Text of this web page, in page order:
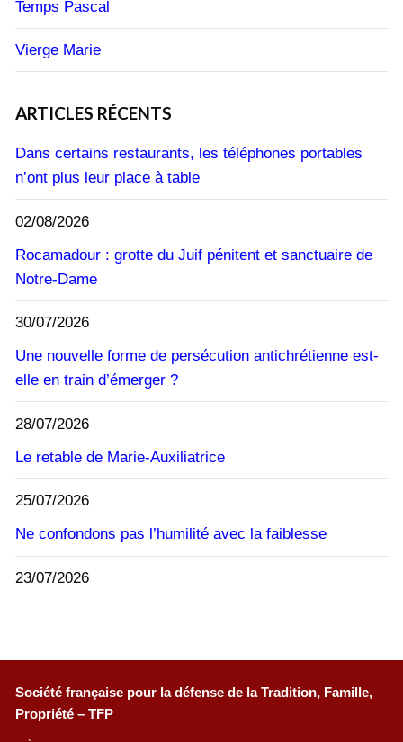
Temps Pascal
Vierge Marie
ARTICLES RÉCENTS
Dans certains restaurants, les téléphones portables
n’ont plus leur place à table
02/08/2026
Rocamadour : grotte du Juif pénitent et sanctuaire de
Notre-Dame
30/07/2026
Une nouvelle forme de persécution antichrétienne est-
elle en train d’émerger ?
28/07/2026
Le retable de Marie-Auxiliatrice
25/07/2026
Ne confondons pas l’humilité avec la faiblesse
23/07/2026
Société française pour la défense de la Tradition, Famille,
Propriété – TFP